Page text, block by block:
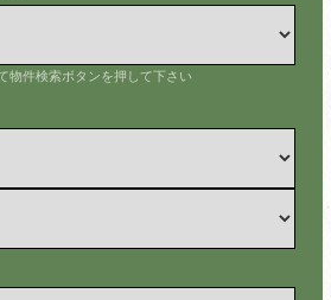
物件検索ボタンを押して下さい